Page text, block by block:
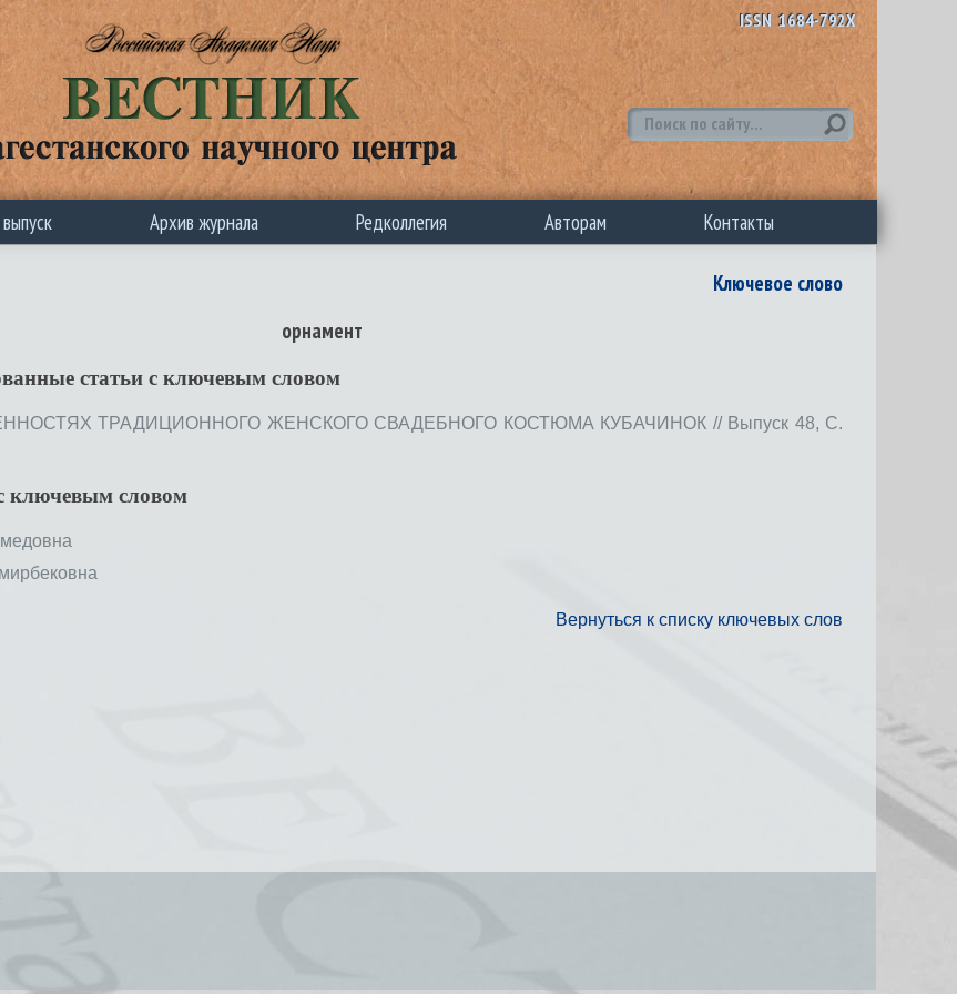
ISSN 1684-792X
Архив журнала Редколлегия Авторам Контакты
Ключевое слово
орнамент
статьи c ключевым словом
ТРАДИЦИОННОГО ЖЕНСКОГО СВАДЕБНОГО КОСТЮМА КУБАЧИНОК // Выпуск 48, С.
ключевым словом
Вернуться к списку ключевых слов